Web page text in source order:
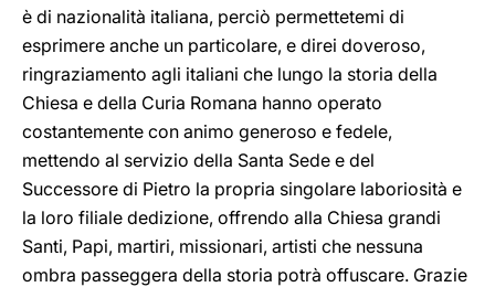
è di nazionalità italiana, perciò permettetemi di
esprimere anche un particolare, e direi doveroso,
ringraziamento agli italiani che lungo la storia della
Chiesa e della Curia Romana hanno operato
costantemente con animo generoso e fedele,
mettendo al servizio della Santa Sede e del
Successore di Pietro la propria singolare laboriosità e
la loro filiale dedizione, offrendo alla Chiesa grandi
Santi, Papi, martiri, missionari, artisti che nessuna
ombra passeggera della storia potrà offuscare. Grazie